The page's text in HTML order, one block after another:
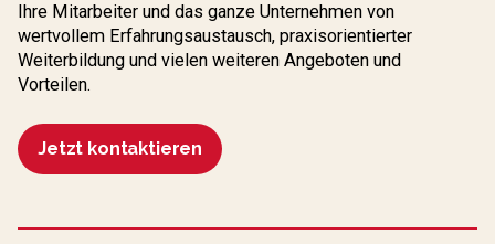
Ihre Mitarbeiter und das ganze Unternehmen von
wertvollem Erfahrungs­austausch, praxisorientierter
Weiterbildung und vielen weiteren Angeboten und
Vorteilen.
Jetzt kontaktieren